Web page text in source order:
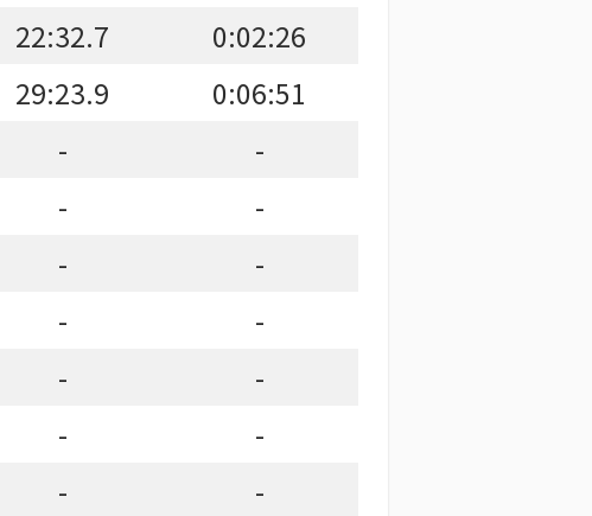
22:32.7
0:02:26
29:23.9
0:06:51
-
-
-
-
-
-
-
-
-
-
-
-
- -